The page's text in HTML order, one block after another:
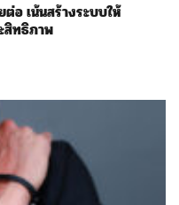
อ เน้นสร้างระบบให้
สิทธิภาพ